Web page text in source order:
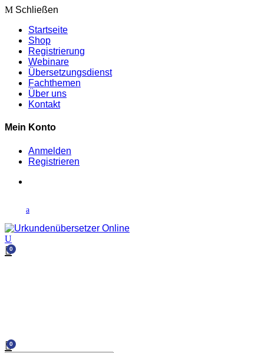
Schließen
Startseite
Shop
Registrierung
Webinare
Übersetzungsdienst
Fachthemen
Über uns
Kontakt
Mein Konto
Anmelden
Registrieren
0
0